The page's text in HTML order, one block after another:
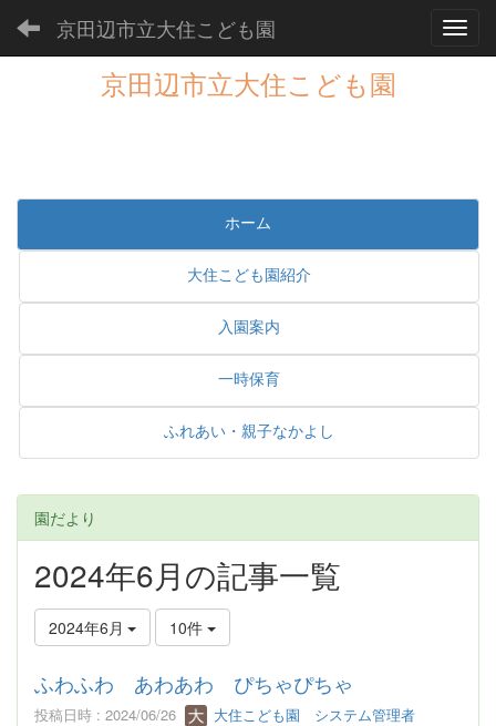
京田辺市立大住こども園
京田辺市立大住こども園
ホーム
大住こども園紹介
入園案内
一時保育
ふれあい・親子なかよし
園だより
2024年6月の記事一覧
2024年6月 10件
ふわふわ あわあわ ぴちゃぴちゃ
投稿日時 : 2024/06/26 大住こども園 システム管理者